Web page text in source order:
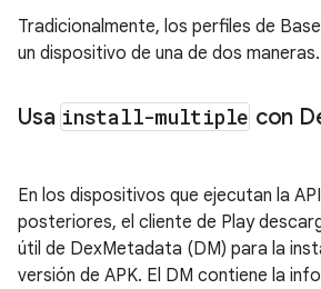
Tradicionalmente, los perfiles de
un dispositivo de una de dos maneras.
Usa install-multiple con
En los dispositivos que ejecutan la
posteriores, el cliente de Play
útil de DexMetadata (DM) para la
versión de APK. El DM contiene la